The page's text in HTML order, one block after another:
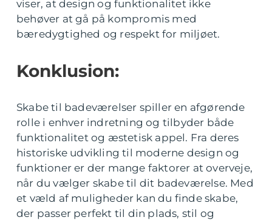
viser, at design og funktionalitet ikke
behøver at gå på kompromis med
bæredygtighed og respekt for miljøet.
Konklusion:
Skabe til badeværelser spiller en afgørende
rolle i enhver indretning og tilbyder både
funktionalitet og æstetisk appel. Fra deres
historiske udvikling til moderne design og
funktioner er der mange faktorer at overveje,
når du vælger skabe til dit badeværelse. Med
et væld af muligheder kan du finde skabe,
der passer perfekt til din plads, stil og